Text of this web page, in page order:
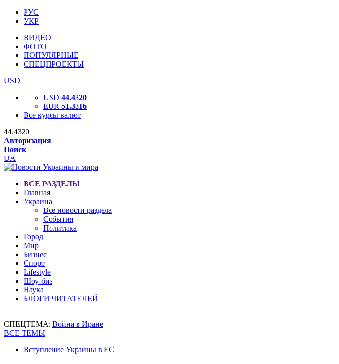
РУС
УКР
ВИДЕО
ФОТО
ПОПУЛЯРНЫЕ
СПЕЦПРОЕКТЫ
USD
USD 44.4320
EUR 51.3316
Все курсы валют
44.4320
Авторизация
Поиск
UA
ВСЕ РАЗДЕЛЫ
Главная
Украина
Все новости раздела
События
Политика
Город
Мир
Бизнес
Спорт
Lifestyle
Шоу-биз
Наука
БЛОГИ ЧИТАТЕЛЕЙ
СПЕЦТЕМА: Война в Иране
ВСЕ ТЕМЫ
Вступление Украины в ЕС